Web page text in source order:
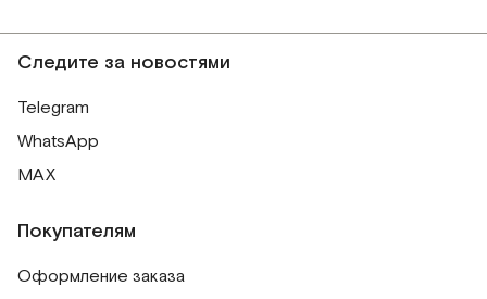
Следите за новостями
Telegram
WhatsApp
MAX
Покупателям
Оформление заказа